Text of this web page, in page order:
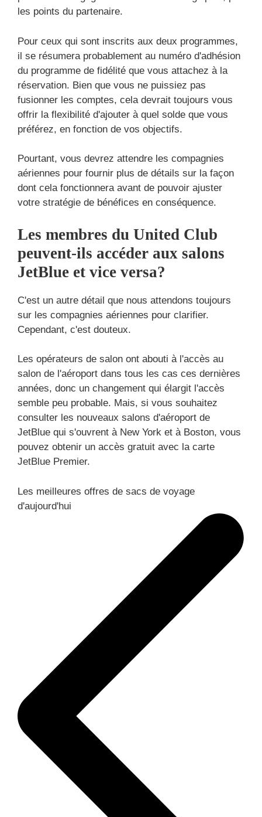
les points du partenaire.
Pour ceux qui sont inscrits aux deux programmes,
il se résumera probablement au numéro d'adhésion
du programme de fidélité que vous attachez à la
réservation. Bien que vous ne puissiez pas
fusionner les comptes, cela devrait toujours vous
offrir la flexibilité d'ajouter à quel solde que vous
préférez, en fonction de vos objectifs.
Pourtant, vous devrez attendre les compagnies
aériennes pour fournir plus de détails sur la façon
dont cela fonctionnera avant de pouvoir ajuster
votre stratégie de bénéfices en conséquence.
Les membres du United Club
peuvent-ils accéder aux salons
JetBlue et vice versa?
C'est un autre détail que nous attendons toujours
sur les compagnies aériennes pour clarifier.
Cependant, c'est douteux.
Les opérateurs de salon ont abouti à l'accès au
salon de l'aéroport dans tous les cas ces dernières
années, donc un changement qui élargit l'accès
semble peu probable. Mais, si vous souhaitez
consulter les nouveaux salons d'aéroport de
JetBlue qui s'ouvrent à New York et à Boston, vous
pouvez obtenir un accès gratuit avec la carte
JetBlue Premier.
Les meilleures offres de sacs de voyage
d'aujourd'hui